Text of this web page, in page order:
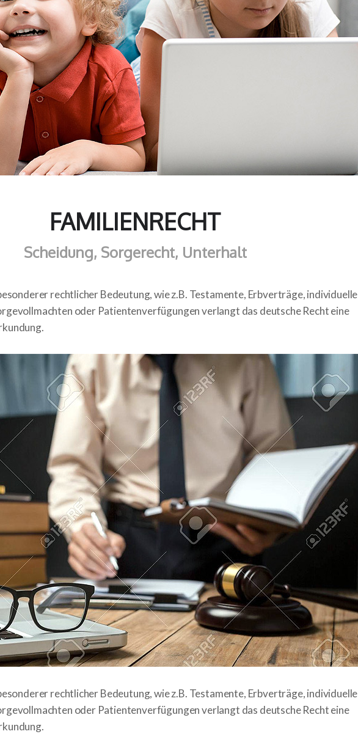
FAMILIENRECHT
Scheidung, Sorgerecht, Unterhalt
rechtlicher Bedeutung, wie z.B. Testamente, Erbverträge, individuelle
oder Patientenverfügungen verlangt das deutsche Recht eine
rechtlicher Bedeutung, wie z.B. Testamente, Erbverträge, individuelle
oder Patientenverfügungen verlangt das deutsche Recht eine